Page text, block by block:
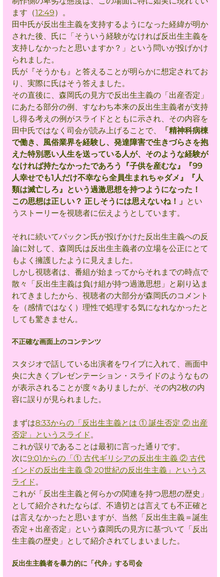
ます（12:49）。
田中氏が反出生主義を支持するようになった経緯が明か
された後、氏に「そういう経験がなければ反出生主義を
支持しなかったと思いますか？」という問いが投げかけ
られました。
氏が『そうかも』と答えることが明らかに想定されてお
り 、実際に氏はそう答えました。
その直後に、森岡氏の見方で反出生主義の「出産否定」
にあたる部分の例、すなわち本来の反出生主義者が支持
し得る考えの例がスライドとともに示され、その内容を
田中氏ではなく司会が読み上げることで、
「精神科病棟
で働き、風俗業界を経験し、発達障害で生きづらさを抱
えた特別悪い人生を送っている人が、そのような経験が
なければ持たなかったであろう『子供を産むな』『99
人幸せでも1人だけ不幸なら全員生まれちゃダメ』『人
類は滅亡しろ』という過激思想を持つようになった！
この思想は正しい？ 正しそうには思えないね！」 とい
うストーリーを視聴者に伝えようとしています。
それに続いてパックン氏が投げかけた反出生主義への反
論に対して、森岡氏は反出生主義者の立場を公正にとて
もよく擁護したように見えました。
しかし視聴者は、番組が始まってからそれまでの時点で
散々「反出生主義は負け組が持つ過激思想」と刷り込ま
れてきましたから、視聴者の大部分が森岡氏のコメント
を（感情ではなく）理性で処理する気になれなかったと
しても驚きません。
不正確な画面上のコンテンツ
スタジオで話している出演者をワイプに入れて、画面中
央に大きくプレゼンテーション・スライドのようなもの
が表示されることが度々ありましたが、その内2枚の内
容に誤りが見られました。
まずは8:33からの「反出生主義とは ① 誕生否定 ② 出産
否定」というスライド。
これが誤りであることは最初に言った通りです。
次に9:01からの「① 古代ギリシアの反出生主義 ② 古代
インドの反出生主義 ③ 20世紀の反出生主義」というス
ライド。
これが「反出生主義と何らかの関連を持つ思想の歴史」
として紹介されたならば、不適切とは言えても不正確と
は言えなかったと思いますが、当然「反出生主義＝誕生
否定＋出産否定」という森岡氏の見方に基づいて「反出
生主義の歴史」として紹介されてしまいました。
反出生主義者を暴力的に「代弁」する司会